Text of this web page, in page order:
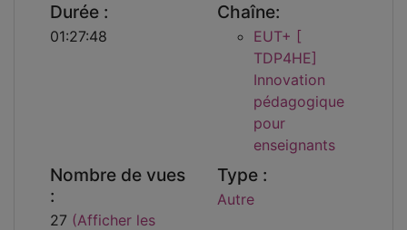
Durée :
01:27:48
Chaîne:
EUT+ [
TDP4HE]
Innovation
pédagogique
pour
enseignants
Nombre de vues
:
27 (Afficher les
Type :
Autre